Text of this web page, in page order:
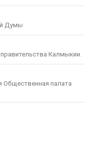
Думы
Калмыкии.
Общественная палата